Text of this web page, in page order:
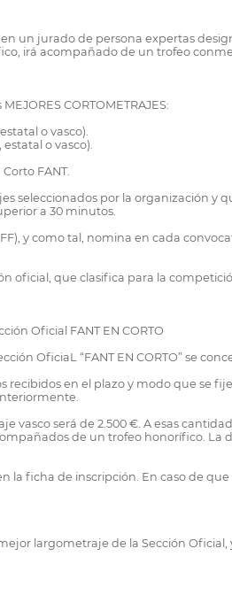
un jurado de persona expertas
irá acompañado de un trofeo
CORTOMETRAJES:
o vasco).
o vasco).
FANT.
seleccionados por la organización
a 30 minutos.
y como tal, nomina en cada
oficial, que clasifica para la
Oficial FANT EN CORTO
OficiaL “FANT EN CORTO” se
en el plazo y modo que se
será de 2.500 €. A esas
de un trofeo honorífico. La
ficha de inscripción. En caso de
largometraje de la Sección